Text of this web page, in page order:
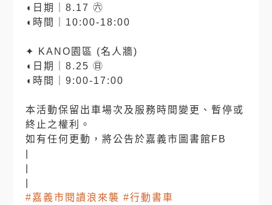
◖日期｜8.17 ㊅
◖時間｜10:00-18:00
✦ KANO園區 (名人牆)
◖日期｜8.25 ㊐
◖時間｜9:00-17:00
本活動保留出車場次及服務時間變更、暫停或
終止之權利。
如有任何更動，將公告於嘉義市圖書館FB
#嘉義市閱讀浪來襲 #行動書車